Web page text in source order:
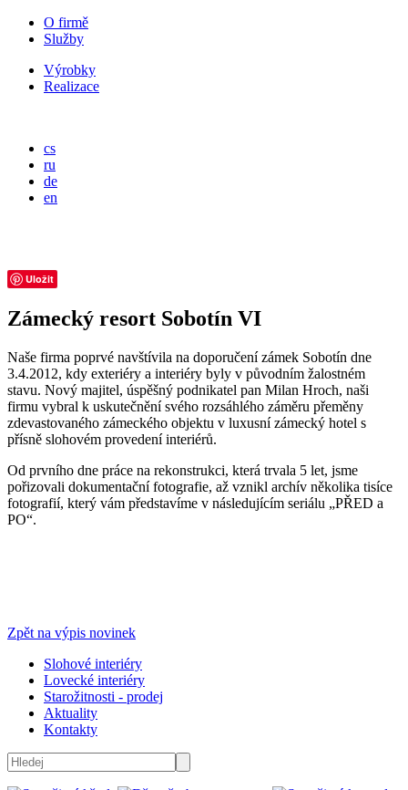
O firmě
Služby
Výrobky
Realizace
cs
ru
de
en
Uložit
Zámecký resort Sobotín VI
Naše firma poprvé navštívila na doporučení zámek Sobotín dne
3.4.2012, kdy exteriéry a interiéry byly v původním žalostném
stavu. Nový majitel, úspěšný podnikatel pan Milan Hroch, naši
firmu vybral k uskutečnění svého rozsáhlého záměru přeměny
zdevastovaného zámeckého objektu v luxusní zámecký hotel s
přísně slohovém provedení interiérů.
Od prvního dne práce na rekonstrukci, která trvala 5 let, jsme
pořizovali dokumentační fotografie, až vznikl archív několika tisíce
fotografií, který vám představíme v následujícím seriálu „PŘED a
PO“.
Zpět na výpis novinek
Slohové interiéry
Lovecké interiéry
Starožitnosti - prodej
Aktuality
Kontakty